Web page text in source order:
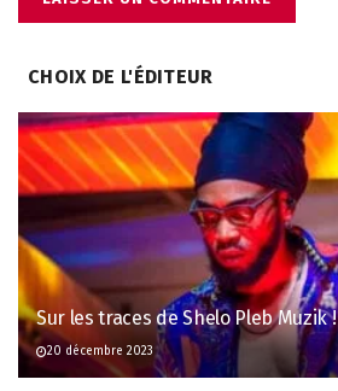
CHOIX DE L'ÉDITEUR
Sur les traces de Shelo Pleb Muzik !
20 décembre 2023